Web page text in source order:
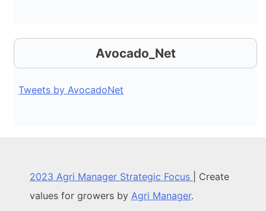
Avocado_Net
Tweets by AvocadoNet
2023 Agri Manager Strategic Focus
Create
values for growers by Agri Manager.